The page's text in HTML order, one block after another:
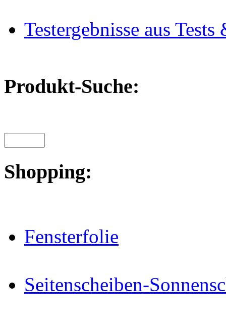
Testergebnisse aus
Produkt-Suche:
Shopping:
Fensterfolie
Seitenscheiben-